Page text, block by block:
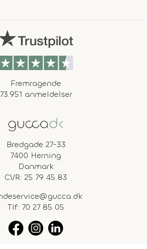
Fremragende
73.951 anmeldelser
Bredgade 27-33
7400 Herning
Danmark
CVR: 25 79 45 83
Tlf: 70 27 85 05